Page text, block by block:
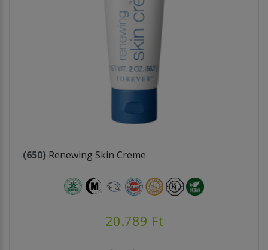
(650) Renewing Skin Creme
20.789 Ft